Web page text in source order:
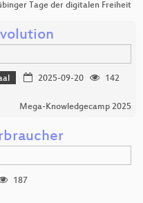
Tage der digitalen Freiheit
2025-09-20
142
Mega-Knowledgecamp 2025
187